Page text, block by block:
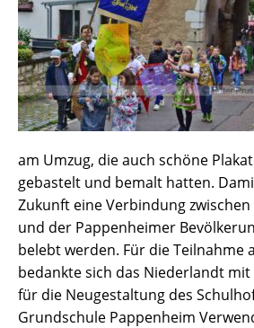
am Umzug, die auch schöne
gebastelt und bemalt hatten.
Zukunft eine Verbindung
und der Pappenheimer
belebt werden. Für die Teilnahme
bedankte sich das Niederlandt
für die Neugestaltung des
Grundschule Pappenheim